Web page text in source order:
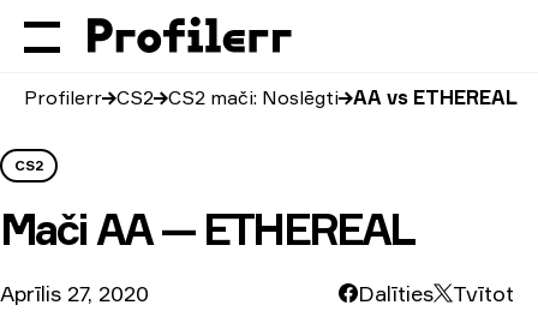
Profilerr CS2 CS2 mači: Noslēgti AA vs ETHEREAL
CS2
MačiAA — ETHEREAL
Aprīlis 27, 2020 Dalīties Tvītot